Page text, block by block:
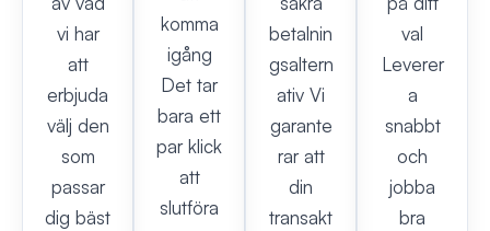
vi har
att
erbjuda
välj den
som
passar
dig bäst
komma
igång
Det tar
bara ett
par klick
att
slutföra
betalnin
gsaltern
ativ Vi
garante
rar att
din
transakt
val
Leverer
a
snabbt
och
jobba
bra